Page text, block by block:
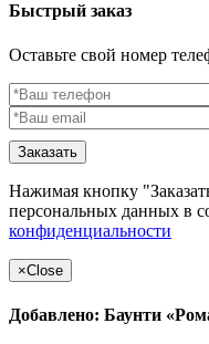
Быстрый заказ
Оставьте свой номер
Заказать
Нажимая кнопку
персональных данных в
конфиденциальности
×Close
Добавлено: Баунти